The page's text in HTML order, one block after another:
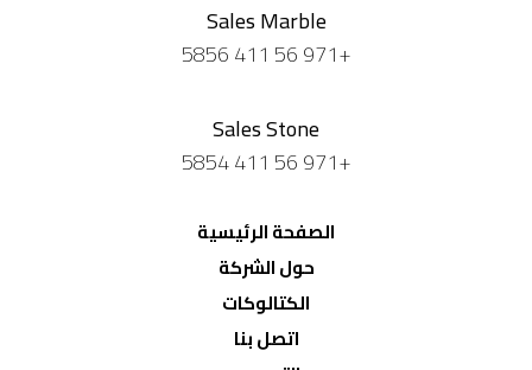
Sales Marble
+971 56 411 5856
Sales Stone
+971 56 411 5854
الصفحة الرئيسية
حول الشركة
الكتالوكات
اتصل بنا